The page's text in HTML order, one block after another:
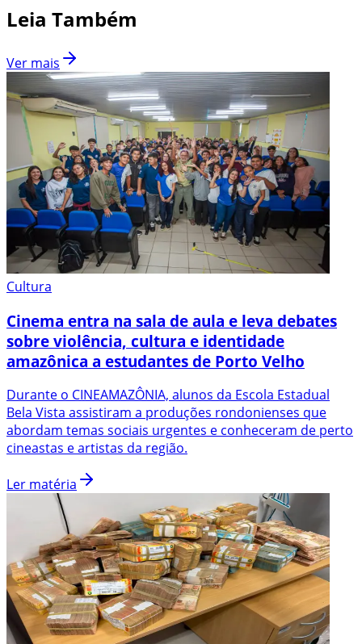
Leia Também
Ver mais
Cultura
Cinema entra na sala de aula e leva debates
sobre violência, cultura e identidade
amazônica a estudantes de Porto Velho
Durante o CINEAMAZÔNIA, alunos da Escola Estadual
Bela Vista assistiram a produções rondonienses que
abordam temas sociais urgentes e conheceram de perto
cineastas e artistas da região.
Ler matéria